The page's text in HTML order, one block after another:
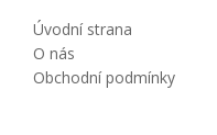
Úvodní strana
O nás
Obchodní podmínky